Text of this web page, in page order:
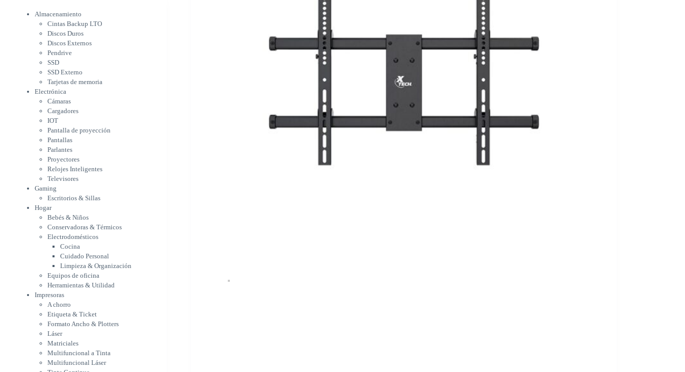
Cámaras
Cargadores
IOT
Pantalla de proyección
Pantallas
Parlantes
Proyectores
Relojes Inteligentes
Televisores
Gaming
Escritorios & Sillas
Hogar
Bebés & Niños
Conservadoras & Térmicos
Electrodomésticos
Cocina
Cuidado Personal
Equipos de oficina
Impresoras
A chorro
Etiqueta & Ticket
Formato Ancho & Plotters
Láser
Matriciales
Multifuncional a Tinta
Multifuncional Láser
Tinta Continua
Informática
Accesorios Varios
Adaptadores & Cables
Auriculares
Escáner
Estuches & Mochilas
Gavetas para unidades de
Almacenamiento
Cintas Backup LTO
Discos Duros
Discos Externos
Pendrive
SSD
SSD Externo
Tarjetas de memoria
Electrónica
Cámaras
Cargadores
IOT
Pantalla de proyección
Pantallas
Parlantes
Proyectores
Relojes Inteligentes
Televisores
Gaming
Escritorios & Sillas
Hogar
Bebés & Niños
Conservadoras & Térmicos
Electrodomésticos
Cocina
Cuidado Personal
Limpieza & Organización
Equipos de oficina
Herramientas & Utilidad
Impresoras
A chorro
Etiqueta & Ticket
Formato Ancho & Plotters
Láser
Matriciales
Multifuncional a Tinta
Multifuncional Láser